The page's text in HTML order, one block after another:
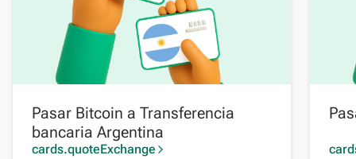
Pasar Bitcoin a Transferencia
bancaria Argentina
cards.quoteExchange arrow_forward_ios